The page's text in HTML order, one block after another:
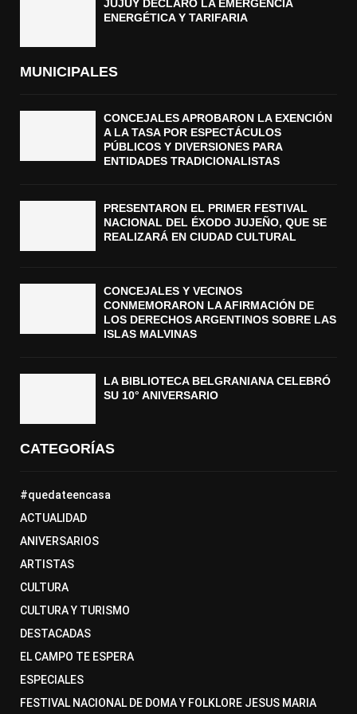
JUJUY DECLARÓ LA EMERGENCIA
ENERGÉTICA Y TARIFARIA
MUNICIPALES
CONCEJALES APROBARON LA EXENCIÓN
A LA TASA POR ESPECTÁCULOS
PÚBLICOS Y DIVERSIONES PARA
ENTIDADES TRADICIONALISTAS
PRESENTARON EL PRIMER FESTIVAL
NACIONAL DEL ÉXODO JUJEÑO, QUE SE
REALIZARÁ EN CIUDAD CULTURAL
CONCEJALES Y VECINOS
CONMEMORARON LA AFIRMACIÓN DE
LOS DERECHOS ARGENTINOS SOBRE LAS
ISLAS MALVINAS
LA BIBLIOTECA BELGRANIANA CELEBRÓ
SU 10° ANIVERSARIO
CATEGORÍAS
#quedateencasa
ACTUALIDAD
ANIVERSARIOS
ARTISTAS
CULTURA
CULTURA Y TURISMO
DESTACADAS
EL CAMPO TE ESPERA
ESPECIALES
FESTIVAL NACIONAL DE DOMA Y FOLKLORE JESUS MARIA